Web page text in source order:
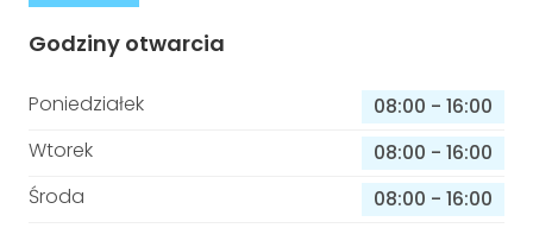
Godziny otwarcia
Poniedziałek 08:00 - 16:00
Wtorek
08:00 - 16:00
Środa
08:00 - 16:00